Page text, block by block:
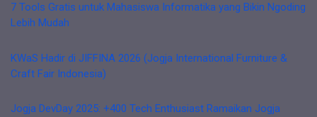
7 Tools Gratis untuk Mahasiswa Informatika yang Bikin Ngoding
Lebih Mudah
KWaS Hadir di JIFFINA 2026 (Jogja International Furniture &
Craft Fair Indonesia)
Jogja DevDay 2025: +400 Tech Enthusiast Ramaikan Jogja